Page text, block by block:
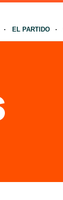
EL PARTIDO